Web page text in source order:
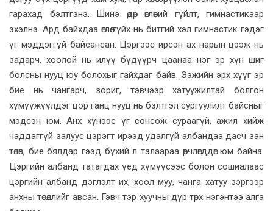
гарахад бэлтгэнэ. Шинэ өдөр өглөөний гүйлт, гимнастикаар
эхэлнэ. Ард байхдаа өглөө гүйх нь битгий хэл гимнастик гэдэг
үг мэддэггүй байсансан. Цэргээс ирсэн ах нарын цээж нь
задарч, хоолой нь илүү бүдүүрч цаанаа нэг эр хүн шиг
болсны нууц юу болохыг гайхдаг байв. Ээжийн эрх хүүг эр
бие нь чангарч, зориг, тэвчээр хатуужилтай болгон
хүмүүжүүлдэг цор ганц нууц нь бэлтгэл сургуулилт байсныг
мэдсэн юм. Анх хүнээс үг сонсож сураагүй, ажил хийж
чаддаггүй залуус цэрэгт ирээд удалгүй албандаа дасч зан
төлөв, бие бялдар гээд бүхий л талаараа өөрчлөгддөг юм байна.
Цэргийн албанд татагдах үед хүмүүсээс болон сошиалаас
цэргийн албанд дэглэлт их, хоол муу, чанга хатуу зэргээр
анхны төсөөллийг авсан. Гэвч тэр хуучны дүр төрх нэгэнтээ алга